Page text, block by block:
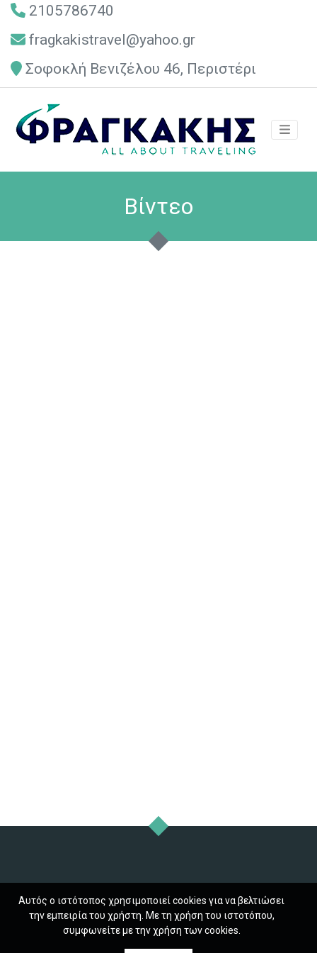
2105786740
fragkakistravel@yahoo.gr
Σοφοκλή Βενιζέλου 46, Περιστέρι
Βίντεο
Αυτός ο ιστότοπος χρησιμοποιεί cookies για να βελτιώσει
την εμπειρία του χρήστη. Με τη χρήση του ιστοτόπου,
συμφωνείτε με την χρήση των cookies.